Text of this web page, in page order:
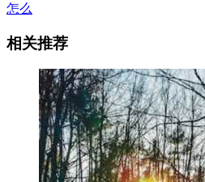
怎么
相关推荐